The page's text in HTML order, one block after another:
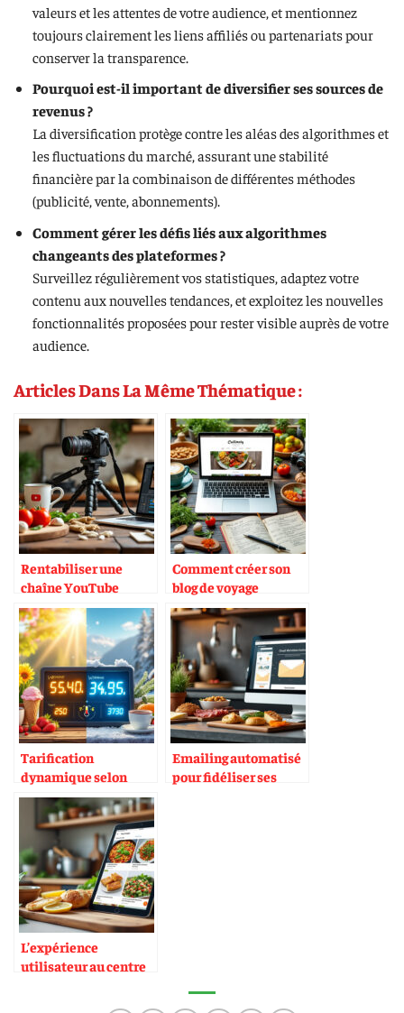
valeurs et les attentes de votre audience, et mentionnez
toujours clairement les liens affiliés ou partenariats pour
conserver la transparence.
Pourquoi est-il important de diversifier ses sources de
revenus ?
La diversification protège contre les aléas des algorithmes et
les fluctuations du marché, assurant une stabilité
financière par la combinaison de différentes méthodes
(publicité, vente, abonnements).
Comment gérer les défis liés aux algorithmes
changeants des plateformes ?
Surveillez régulièrement vos statistiques, adaptez votre
contenu aux nouvelles tendances, et exploitez les nouvelles
fonctionnalités proposées pour rester visible auprès de votre
audience.
Articles Dans La Même Thématique :
Rentabiliser une
chaîne YouTube
culinaire à l’italienne
Comment créer son
blog de voyage
culinaire
Tarification
dynamique selon
météo et saison
Emailing automatisé
pour fidéliser ses
L’expérience
utilisateur au centre